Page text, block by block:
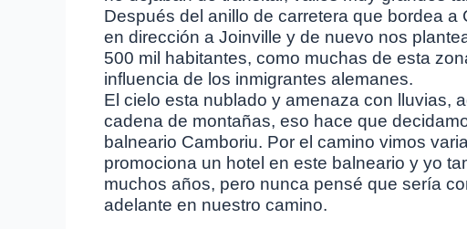
Después del anillo de carretera que bordea
en dirección a Joinville y de nuevo nos
500 mil habitantes, como muchas de esta
influencia de los inmigrantes alemanes.
El cielo esta nublado y amenaza con lluvias,
cadena de montañas, eso hace que
balneario Camboriu. Por el camino vimos
promociona un hotel en este balneario y yo
muchos años, pero nunca pensé que sería
adelante en nuestro camino.